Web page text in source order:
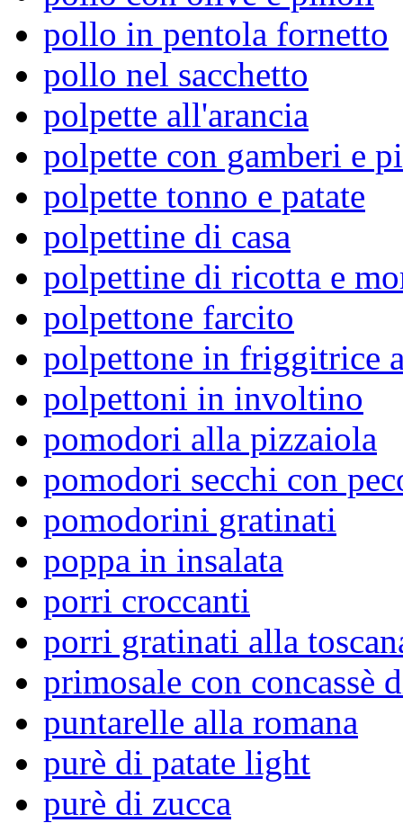
pollo in pentola fornetto
pollo nel sacchetto
polpette all'arancia
polpette con gamberi e
polpette tonno e patate
polpettine di casa
polpettine di ricotta e
polpettone farcito
polpettone in friggitrice
polpettoni in involtino
pomodori alla pizzaiola
pomodori secchi con
pomodorini gratinati
poppa in insalata
porri croccanti
porri gratinati alla
primosale con concassè
puntarelle alla romana
purè di patate light
purè di zucca